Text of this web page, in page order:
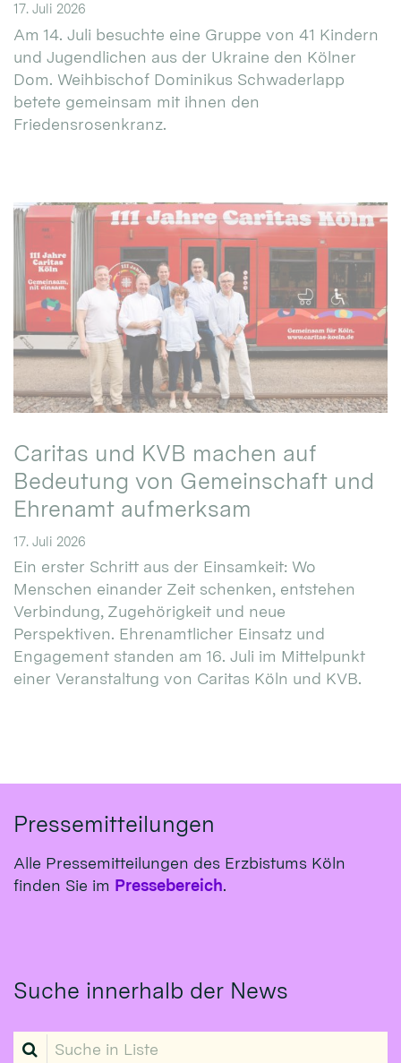
17. Juli 2026
Am 14. Juli besuchte eine Gruppe von 41 Kindern
und Jugendlichen aus der Ukraine den Kölner
Dom. Weihbischof Dominikus Schwaderlapp
betete gemeinsam mit ihnen den
Friedensrosenkranz.
Caritas und KVB machen auf
Bedeutung von Gemeinschaft und
Ehrenamt aufmerksam
17. Juli 2026
Ein erster Schritt aus der Einsamkeit: Wo
Menschen einander Zeit schenken, entstehen
Verbindung, Zugehörigkeit und neue
Perspektiven. Ehrenamtlicher Einsatz und
Engagement standen am 16. Juli im Mittelpunkt
einer Veranstaltung von Caritas Köln und KVB.
Pressemitteilungen
Alle Pressemitteilungen des Erzbistums Köln
finden Sie im Pressebereich.
Suche innerhalb der News
Suche in Liste